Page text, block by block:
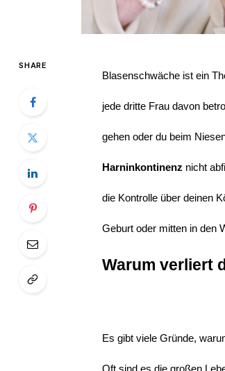
SHARE
Blasenschwäche ist ein
jede dritte Frau davon
gehen oder du beim
Harninkontinenz nicht
die Kontrolle über deinen
Geburt oder mitten in den
Warum verliert
Es gibt viele Gründe,